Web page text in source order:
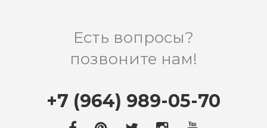
Есть вопросы?
позвоните нам!
+7 (964) 989-05-70